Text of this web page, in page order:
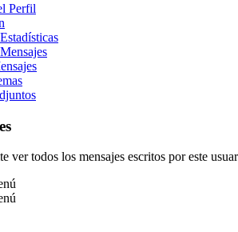
Perfil
ver todos los mensajes escritos por este